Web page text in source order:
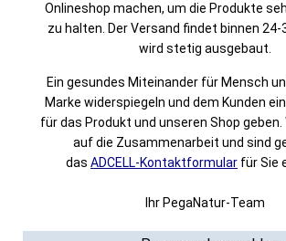
Onlineshop machen, um die Produkte
zu halten. Der Versand findet binnen
wird stetig ausgebaut.
Ein gesundes Miteinander für Mensch
Marke widerspiegeln und dem Kunden
für das Produkt und unseren Shop geben.
auf die Zusammenarbeit und sind
das ADCELL-Kontaktformular für Sie
Ihr PegaNatur-Team